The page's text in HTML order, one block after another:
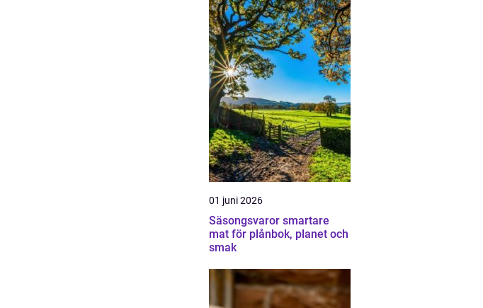
01 juni 2026
Säsongsvaror smartare
mat för plånbok, planet och
smak